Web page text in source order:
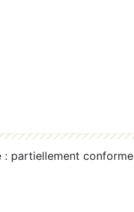
: partiellement conforme